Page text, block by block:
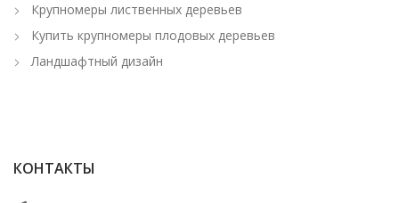
Крупномеры лиственных деревьев
Купить крупномеры плодовых деревьев
Ландшафтный дизайн
КОНТАКТЫ